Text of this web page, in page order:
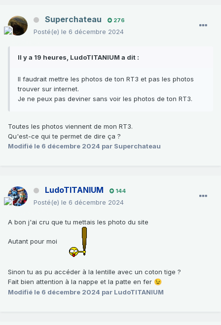
Superchateau 276
Posté(e) le 6 décembre 2024
Il y a 19 heures, LudoTITANIUM a dit :
Il faudrait mettre les photos de ton RT3 et pas les photos
trouver sur internet.
Je ne peux pas deviner sans voir les photos de ton RT3.
Toutes les photos viennent de mon RT3.
Qu'est-ce qui te permet de dire ça ?
Modifié le 6 décembre 2024 par Superchateau
LudoTITANIUM 144
Posté(e) le 6 décembre 2024
A bon j'ai cru que tu mettais les photo du site
Autant pour moi
Sinon tu as pu accéder à la lentille avec un coton tige ?
Fait bien attention à la nappe et la patte en fer 😉
Modifié le 6 décembre 2024 par LudoTITANIUM